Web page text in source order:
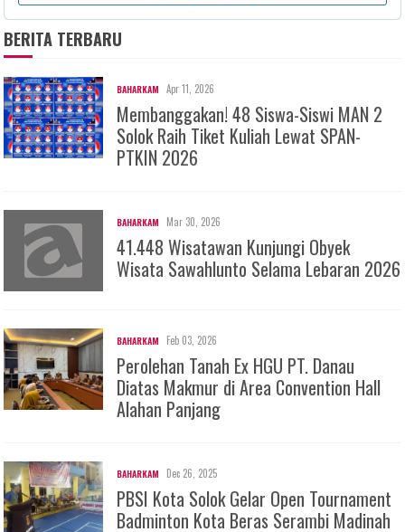
BERITA TERBARU
BAHARKAM Apr 11, 2026
Membanggakan! 48 Siswa-Siswi MAN 2
Solok Raih Tiket Kuliah Lewat SPAN-
PTKIN 2026
BAHARKAM Mar 30, 2026
41.448 Wisatawan Kunjungi Obyek
Wisata Sawahlunto Selama Lebaran 2026
BAHARKAM Feb 03, 2026
Perolehan Tanah Ex HGU PT. Danau
Diatas Makmur di Area Convention Hall
Alahan Panjang
BAHARKAM Dec 26, 2025
PBSI Kota Solok Gelar Open Tournament
Badminton Kota Beras Serambi Madinah